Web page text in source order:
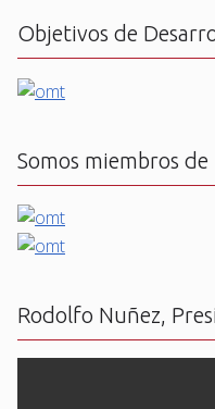
Objetivos de
Somos miembros de
Rodolfo Nuñez,